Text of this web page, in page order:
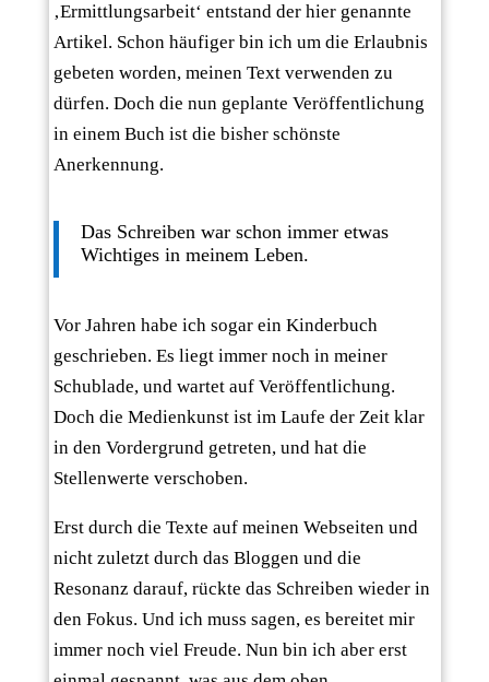
‚Ermittlungsarbeit‘ entstand der hier genannte
Artikel. Schon häufiger bin ich um die Erlaubnis
gebeten worden, meinen Text verwenden zu
dürfen. Doch die nun geplante Veröffentlichung
in einem Buch ist die bisher schönste
Anerkennung.
Das Schreiben war schon immer etwas
Wichtiges in meinem Leben.
Vor Jahren habe ich sogar ein Kinderbuch
geschrieben. Es liegt immer noch in meiner
Schublade, und wartet auf Veröffentlichung.
Doch die Medienkunst ist im Laufe der Zeit klar
in den Vordergrund getreten, und hat die
Stellenwerte verschoben.
Erst durch die Texte auf meinen Webseiten und
nicht zuletzt durch das Bloggen und die
Resonanz darauf, rückte das Schreiben wieder in
den Fokus. Und ich muss sagen, es bereitet mir
immer noch viel Freude. Nun bin ich aber erst